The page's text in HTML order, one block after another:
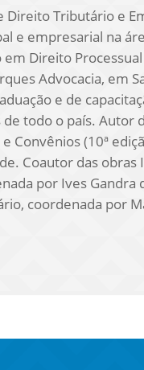
Direito Tributário e
e empresarial na
Direito
Advocacia, em
e de
todo o país. Autor
Convênios (10ª
Coautor das obras
por Ives Gandra
coordenada por